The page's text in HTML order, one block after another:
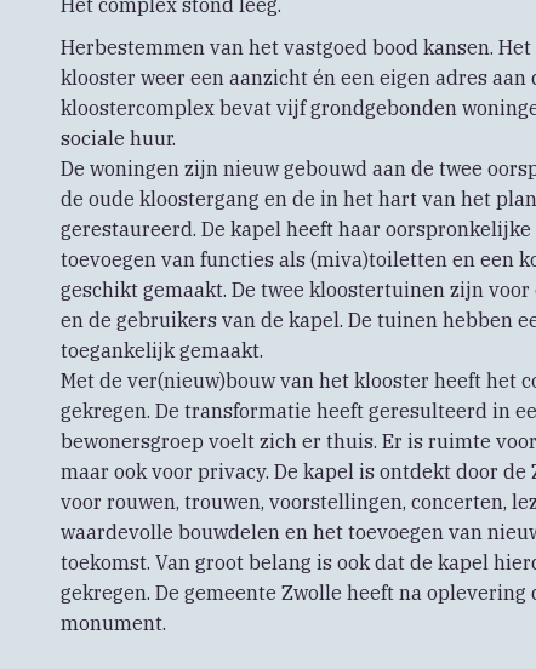
Het complex stond leeg.
Herbestemmen van het vastgoed bood kansen.
klooster weer een aanzicht én een eigen adres
kloostercomplex bevat vijf grondgebonden
sociale huur.
De woningen zijn nieuw gebouwd aan de twee
de oude kloostergang en de in het hart van het
gerestaureerd. De kapel heeft haar
toevoegen van functies als (miva)toiletten en een
geschikt gemaakt. De twee kloostertuinen zijn
en de gebruikers van de kapel. De tuinen hebben
toegankelijk gemaakt.
Met de ver(nieuw)bouw van het klooster heeft het
gekregen. De transformatie heeft geresulteerd in
bewonersgroep voelt zich er thuis. Er is ruimte
maar ook voor privacy. De kapel is ontdekt door
voor rouwen, trouwen, voorstellingen, concerten,
waardevolle bouwdelen en het toevoegen van
toekomst. Van groot belang is ook dat de kapel
gekregen. De gemeente Zwolle heeft na
monument.